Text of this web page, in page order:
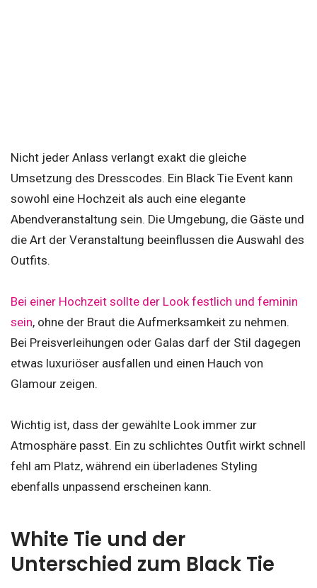
Nicht jeder Anlass verlangt exakt die gleiche
Umsetzung des Dresscodes. Ein Black Tie Event kann
sowohl eine Hochzeit als auch eine elegante
Abendveranstaltung sein. Die Umgebung, die Gäste und
die Art der Veranstaltung beeinflussen die Auswahl des
Outfits.
Bei einer Hochzeit sollte der Look festlich und feminin
sein, ohne der Braut die Aufmerksamkeit zu nehmen.
Bei Preisverleihungen oder Galas darf der Stil dagegen
etwas luxuriöser ausfallen und einen Hauch von
Glamour zeigen.
Wichtig ist, dass der gewählte Look immer zur
Atmosphäre passt. Ein zu schlichtes Outfit wirkt schnell
fehl am Platz, während ein überladenes Styling
ebenfalls unpassend erscheinen kann.
White Tie und der
Unterschied zum Black Tie